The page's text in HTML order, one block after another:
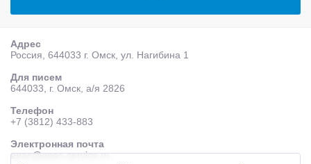
Адрес
Россия, 644033 г. Омск, ул. Нагибина 1
Для писем
644033, г. Омск, а/я 2826
Телефон
+7 (3812) 433-883
Электронная почта
epac@epac-service.ru